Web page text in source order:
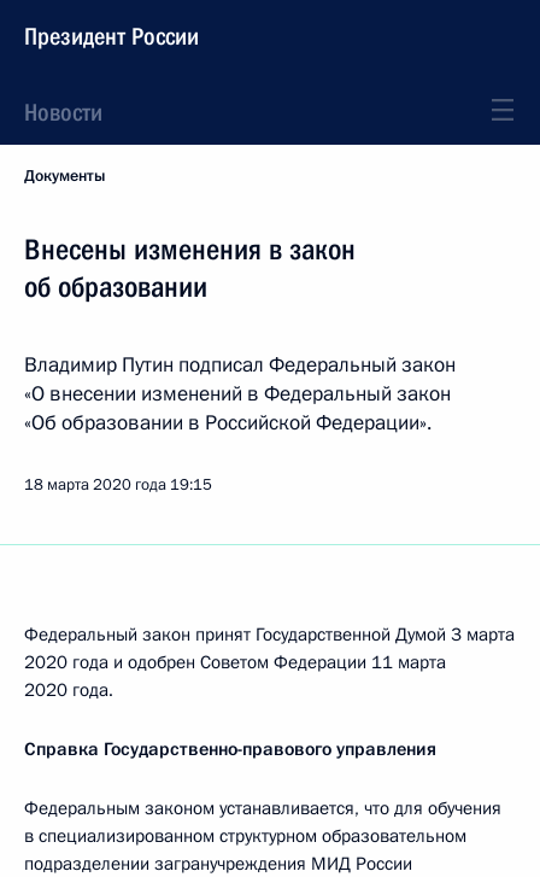
Президент России
Новости
Документы
Внесены изменения в закон
об образовании
Владимир Путин подписал Федеральный закон
«О внесении изменений в Федеральный закон
«Об образовании в Российской Федерации».
18 марта 2020 года 19:15
Федеральный закон принят Государственной Думой 3 марта
2020 года и одобрен Советом Федерации 11 марта
2020 года.
Справка Государственно-правового управления
Федеральным законом устанавливается, что для обучения
в специализированном структурном образовательном
подразделении загранучреждения МИД России